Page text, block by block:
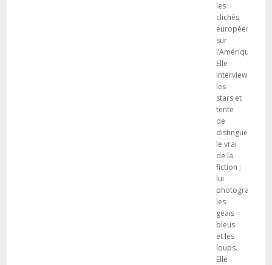
les
clichés
européens
sur
l’Amérique.
Elle
interviewe
les
stars et
tente
de
distinguer
le vrai
de la
fiction ;
lui
photographie
les
geais
bleus
et les
loups.
Elle